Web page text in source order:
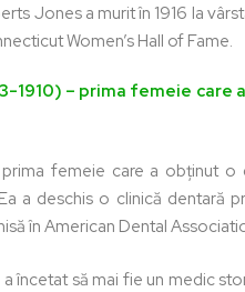
Jones a murit în 1916 la
Women’s Hall of Fame.
1910) – prima femeie
femeie care a obținut
a deschis o clinică dentară
în American Dental
încetat să mai fie un medic